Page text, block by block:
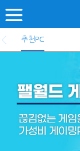
추천PC